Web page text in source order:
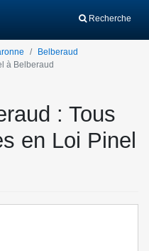
Recherche
Belberaud
à Belberaud
: Tous
en Loi Pinel